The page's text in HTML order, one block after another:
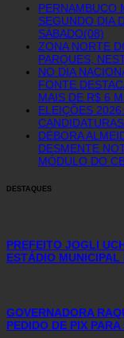
PERNAMBUCO
SEGUNDO DIA
SÁBADO(08)
ZONA NORTE
PARQUES,
NO DIA
FONTE
MAIS DE R$ 6
ELEIÇÕES
DÉBORA
DESMENTE
MÓDULO DO
DESTAQUES
PREFEITO JOGLI
ESTÁDIO
GOVERNADORA
PEDIDO DE PIX